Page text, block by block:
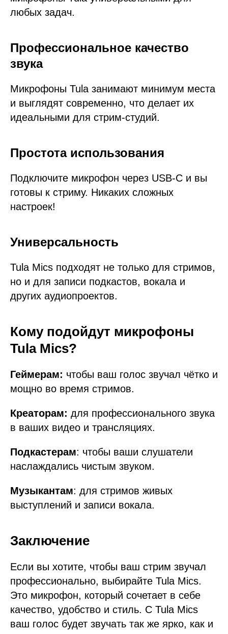
любых задач.
Профессиональное качество
звука
Микрофоны Tula занимают минимум места
и выглядят современно, что делает их
идеальными для стрим-студий.
Простота использования
Подключите микрофон через USB-С и вы
готовы к стриму. Никаких сложных
настроек!
Универсальность
Tula Mics подходят не только для стримов,
но и для записи подкастов, вокала и
других аудиопроектов.
Кому подойдут микрофоны
Tula Mics?
Геймерам: чтобы ваш голос звучал чётко и
мощно во время стримов.
Креаторам: для профессионального звука
в ваших видео и трансляциях.
Подкастерам: чтобы ваши слушатели
наслаждались чистым звуком.
Музыкантам: для стримов живых
выступлений и записи вокала.
Заключение
Если вы хотите, чтобы ваш стрим звучал
профессионально, выбирайте Tula Mics.
Это микрофон, который сочетает в себе
качество, удобство и стиль. С Tula Mics
ваш голос будет звучать так же ярко, как и